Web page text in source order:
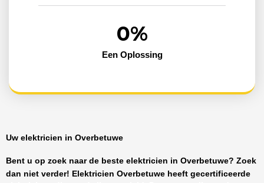
Een Oplossing
0%
Uw elektricien in Overbetuwe
Bent u op zoek naar de beste elektricien in Overbetuwe? Zoek
dan niet verder! Elektricien Overbetuwe heeft gecertificeerde